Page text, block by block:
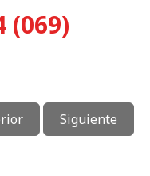
(069)
Siguiente